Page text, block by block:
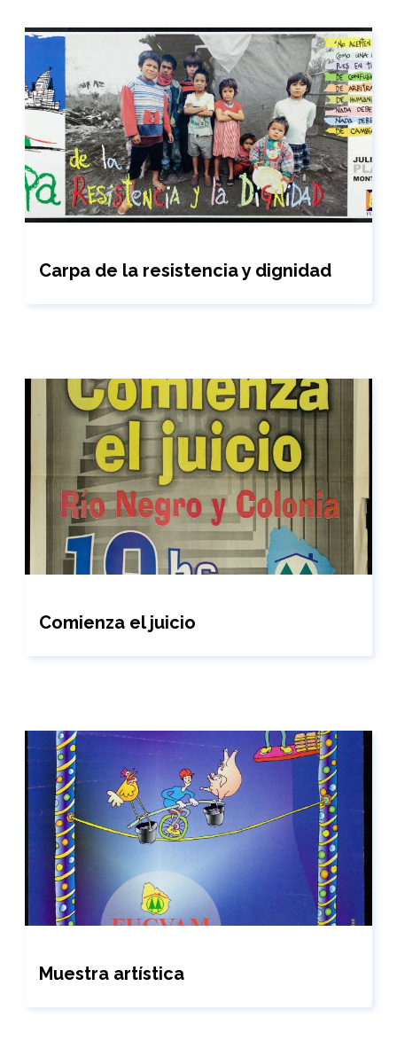
Carpa de la resistencia y dignidad
Comienza el juicio
Muestra artística